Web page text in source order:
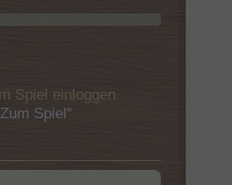
Spiel einloggen.
Spiel“